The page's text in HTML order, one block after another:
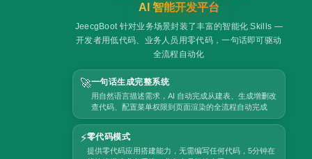
AI 智能开发平台
JeecgBoot 针对业务场景封装了丰富的智能化 Skills —
开发者用低代码、业务人员用零代码，一句话即可驱动
全流程自动化
🚀一句话生成完整系统
用自然语言描述需求，AI 自动完成从建表、生成增删改
查代码、配置菜单权限到页面渲染的全流程自动完成
⚡零代码模式
提供零代码应用搭建能力，无需编写任何代码，5分钟在